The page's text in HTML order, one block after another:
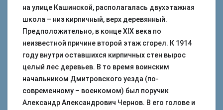
на улице Кашинской, располагалась двухэтажная
школа – низ кирпичный, верх деревянный.
Предположительно, в конце XIX века по
неизвестной причине второй этаж сгорел. К 1914
году внутри оставшихся кирпичных стен вырос
целый лес деревьев. В то время воинским
начальником Дмитровского уезда (по-
современному – военкомом) был поручик
Александр Александрович Чернов. В его голове и